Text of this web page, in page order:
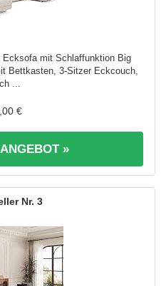
Ecksofa mit Schlaffunktion Big
Bettkasten, 3-Sitzer Eckcouch,
...
€
»
3